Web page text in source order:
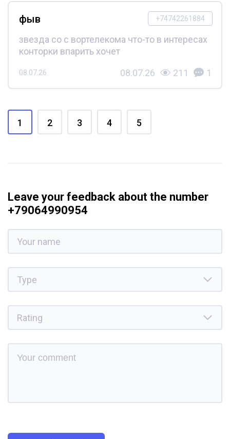
+74742261884
фыв
звезда со с вортелекома что-то в интересах
конторки впарить хочет
08.07.26 08.07.26 211 1
1 2 3 4 5
Leave your feedback about the number
+79064990954